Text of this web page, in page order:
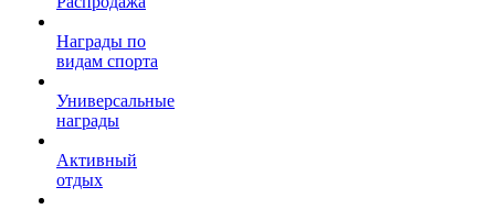
Награды по
видам спорта
Универсальные
награды
Активный
отдых